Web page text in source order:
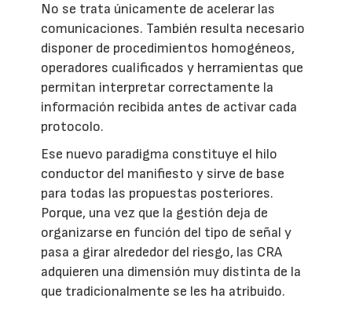
No se trata únicamente de acelerar las
comunicaciones. También resulta necesario
disponer de procedimientos homogéneos,
operadores cualificados y herramientas que
permitan interpretar correctamente la
información recibida antes de activar cada
protocolo.
Ese nuevo paradigma constituye el hilo
conductor del manifiesto y sirve de base
para todas las propuestas posteriores.
Porque, una vez que la gestión deja de
organizarse en función del tipo de señal y
pasa a girar alrededor del riesgo, las CRA
adquieren una dimensión muy distinta de la
que tradicionalmente se les ha atribuido.